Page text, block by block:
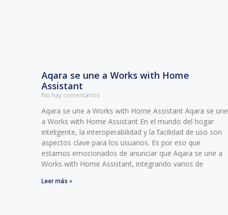
Aqara se une a Works with Home
Assistant
No hay comentarios
Aqara se une a Works with Home Assistant Aqara se une
a Works with Home Assistant En el mundo del hogar
inteligente, la interoperabilidad y la facilidad de uso son
aspectos clave para los usuarios. Es por eso que
estamos emocionados de anunciar que Aqara se une a
Works with Home Assistant, integrando varios de
Leer más »